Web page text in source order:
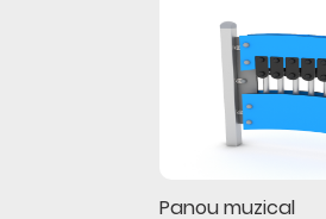
Panou muzical